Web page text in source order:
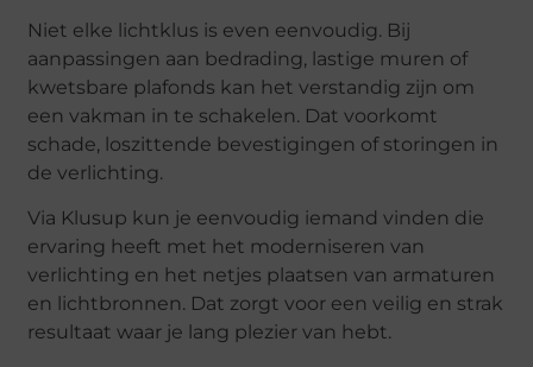
Niet elke lichtklus is even eenvoudig. Bij
aanpassingen aan bedrading, lastige muren of
kwetsbare plafonds kan het verstandig zijn om
een vakman in te schakelen. Dat voorkomt
schade, loszittende bevestigingen of storingen in
de verlichting.
Via Klusup kun je eenvoudig iemand vinden die
ervaring heeft met het moderniseren van
verlichting en het netjes plaatsen van armaturen
en lichtbronnen. Dat zorgt voor een veilig en strak
resultaat waar je lang plezier van hebt.